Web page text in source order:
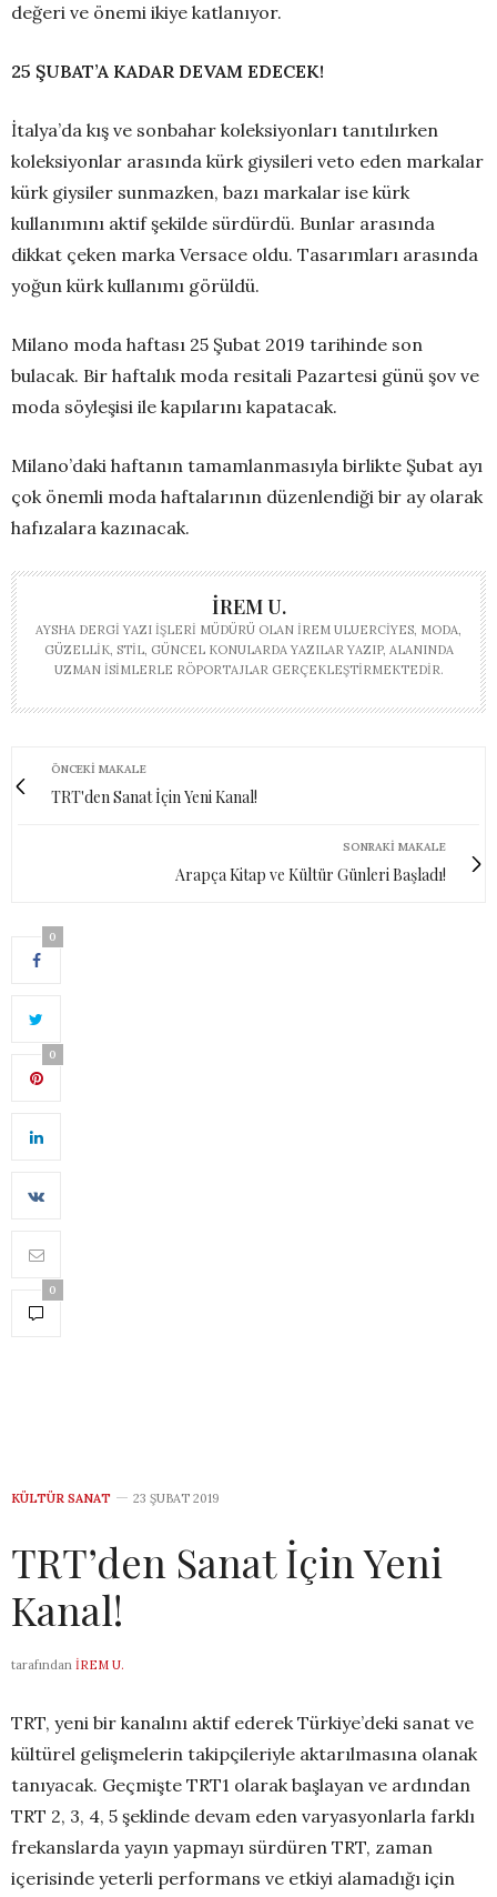
değeri ve önemi ikiye katlanıyor.
25 ŞUBAT’A KADAR DEVAM EDECEK!
İtalya’da kış ve sonbahar koleksiyonları tanıtılırken
koleksiyonlar arasında kürk giysileri veto eden markalar
kürk giysiler sunmazken, bazı markalar ise kürk
kullanımını aktif şekilde sürdürdü. Bunlar arasında
dikkat çeken marka Versace oldu. Tasarımları arasında
yoğun kürk kullanımı görüldü.
Milano moda haftası 25 Şubat 2019 tarihinde son
bulacak. Bir haftalık moda resitali Pazartesi günü şov ve
moda söyleşisi ile kapılarını kapatacak.
Milano’daki haftanın tamamlanmasıyla birlikte Şubat ayı
çok önemli moda haftalarının düzenlendiği bir ay olarak
hafızalara kazınacak.
İREM U.
AYSHA DERGI YAZI İŞLERI MÜDÜRÜ OLAN İREM ULUERCIYES, MODA,
GÜZELLIK, STIL, GÜNCEL KONULARDA YAZILAR YAZIP, ALANINDA
UZMAN ISIMLERLE RÖPORTAJLAR GERÇEKLEŞTIRMEKTEDIR.
ÖNCEKI MAKALE
TRT'den Sanat İçin Yeni Kanal!
SONRAKI MAKALE
Arapça Kitap ve Kültür Günleri Başladı!
0
0
0
KÜLTÜR SANAT 23 ŞUBAT 2019
TRT’den Sanat İçin Yeni
Kanal!
tarafından İREM U.
TRT, yeni bir kanalını aktif ederek Türkiye’deki sanat ve
kültürel gelişmelerin takipçileriyle aktarılmasına olanak
tanıyacak. Geçmişte TRT1 olarak başlayan ve ardından
TRT 2, 3, 4, 5 şeklinde devam eden varyasyonlarla farklı
frekanslarda yayın yapmayı sürdüren TRT, zaman
içerisinde yeterli performans ve etkiyi alamadığı için